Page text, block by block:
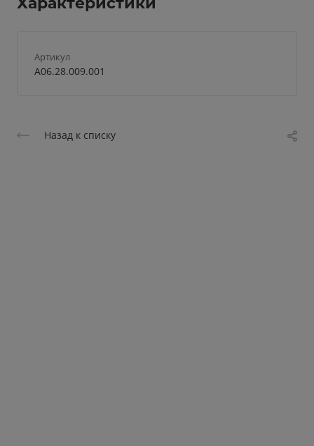
Артикул
A06.28.009.001
Назад к списку